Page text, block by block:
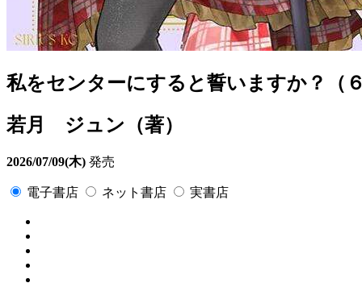
私をセンターにすると誓いますか？（
若月 ジュン（著）
2026/07/09(木) 発売
電子書店 ネット書店 実書店